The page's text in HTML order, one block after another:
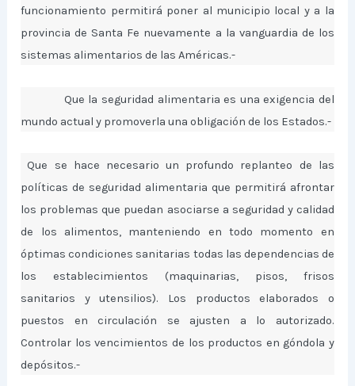
funcionamiento permitirá poner al municipio local y a la
provincia de Santa Fe nuevamente a la vanguardia de los
sistemas alimentarios de las Américas.-
Que la seguridad alimentaria es una exigencia del
mundo actual y promoverla una obligación de los Estados.-
Que se hace necesario un profundo replanteo de las
políticas de seguridad alimentaria que permitirá afrontar
los problemas que puedan asociarse a seguridad y calidad
de los alimentos, manteniendo en todo momento en
óptimas condiciones sanitarias todas las dependencias de
los establecimientos (maquinarias, pisos, frisos
sanitarios y utensilios). Los productos elaborados o
puestos en circulación se ajusten a lo autorizado.
Controlar los vencimientos de los productos en góndola y
depósitos.-